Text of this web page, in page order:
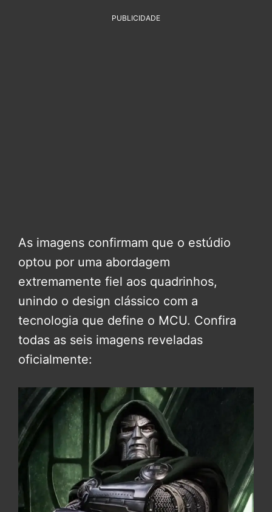
PUBLICIDADE
As imagens confirmam que o estúdio
optou por uma abordagem
extremamente fiel aos quadrinhos,
unindo o design clássico com a
tecnologia que define o MCU. Confira
todas as seis imagens reveladas
oficialmente: